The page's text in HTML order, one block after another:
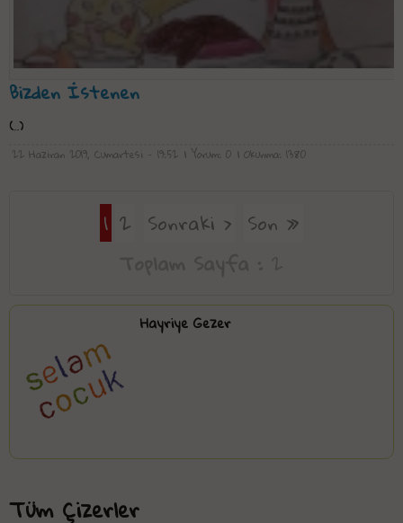
Bizden İstenen
(..)
22 Haziran 2019, Cumartesi - 19:52 | Yorum: 0 | Okunma: 1380
1 2 Sonraki › Son »
Hayriye Gezer
Tüm Çizerler